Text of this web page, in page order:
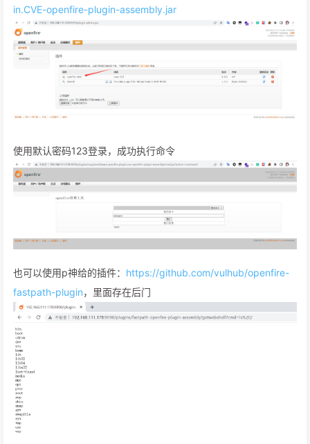
in.CVE-openfire-plugin-assembly.jar
使用默认密码123登录，成功执行命令
也可以使用p神给的插件： https://github.com/vulhub/openfire-
fastpath-plugin，里面存在后门